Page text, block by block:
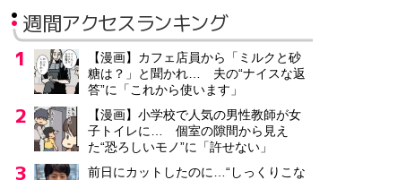
週間アクセスランキング
【漫画】カフェ店員から「ミルクと砂
糖は？」と聞かれ… 夫の“ナイスな返
答”に「これから使います」
【漫画】小学校で人気の男性教師が女
子トイレに… 個室の隙間から見え
た“恐ろしいモノ”に「許せない」
前日にカットしたのに…“しっくりこな